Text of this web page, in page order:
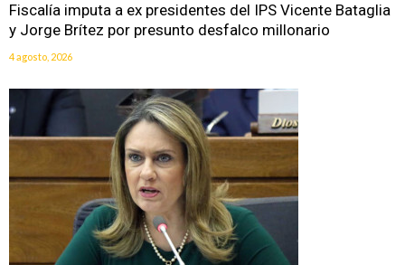
Fiscalía imputa a ex presidentes del IPS Vicente Bataglia
y Jorge Brítez por presunto desfalco millonario
4 agosto, 2026